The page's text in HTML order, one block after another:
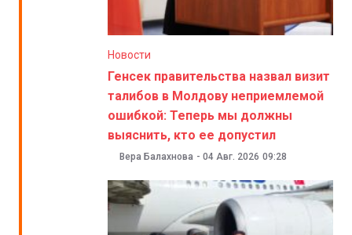
Новости
Генсек правительства назвал визит
талибов в Молдову неприемлемой
ошибкой: Теперь мы должны
выяснить, кто ее допустил
Вера Балахнова - 04 Авг. 2026 09:28